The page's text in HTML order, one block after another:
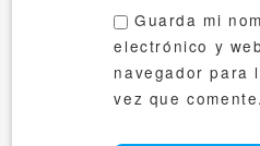
Guarda mi
electrónico y
navegador para
vez que comente.